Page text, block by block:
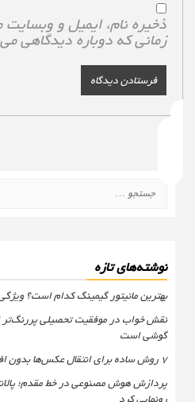
ذخیره نام، ایمیل و وبسایت
زمانی که دوباره دیدگاهی
جستجو
برای:
نوشته‌های تازه
بهترین مانیتور گیمینگ کدام است؟ ویژگی‌های
نقش خواب در موفقیت تحصیلی پررنگ‌تر از
گوشی است
پردازش هوش مصنوعی در خط مقدم؛ پالانتیر